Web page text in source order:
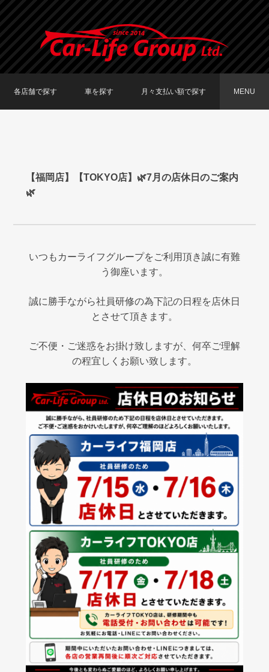
各店舗で探す 車を探す 月々支払い額で探す MENU
【福岡店】【TOKYO店】🌿7月の店休日のご案内
🌿
いつもカーライフグループをご利用頂き誠に有難
う御座います。
誠に勝手ながら社員研修の為下記の日程を店休日
とさせて頂きます。
ご不便・ご迷惑をお掛け致しますが、何卒ご理解
の程宜しくお願い致します。